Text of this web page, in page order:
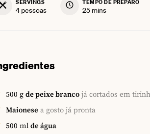
SERVINGS
4 pessoas
TEMPO DE PREPARO
25minutes
mins
500 g de peixe branco já cortados em
Maionese a gosto já pronta
500 ml de água